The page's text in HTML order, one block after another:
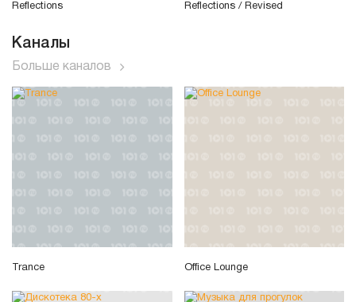
Reflections Reflections / Revised
Каналы
Больше каналов
Trance Office Lounge